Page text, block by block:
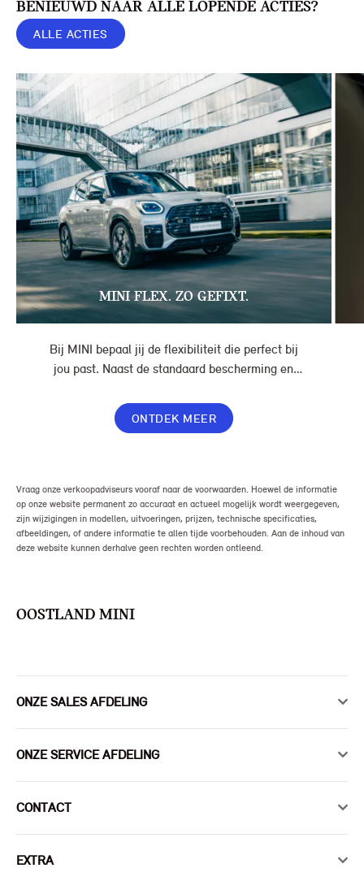
BENIEUWD NAAR ALLE LOPENDE ACTIES?
ALLE ACTIES
MINI FLEX. ZO GEFIXT.
Bij MINI bepaal jij de flexibiliteit die perfect bij
jou past. Naast de standaard bescherming en
lease nog meer flexibiliteit met Switch of Flex
Premium.
ONTDEK MEER
Vraag onze verkoopadviseurs vooraf naar de voorwaarden. Hoewel de informatie
op onze website permanent zo accuraat en actueel mogelijk wordt weergegeven,
zijn wijzigingen in modellen, uitvoeringen, prijzen, technische specificaties,
afbeeldingen, of andere informatie te allen tijde voorbehouden. Aan de inhoud van
deze website kunnen derhalve geen rechten worden ontleend.
OOSTLAND MINI
ONZE SALES AFDELING
ONZE SERVICE AFDELING
CONTACT
EXTRA